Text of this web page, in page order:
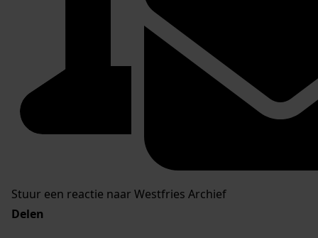
Stuur een reactie naar Westfries Archief
Delen